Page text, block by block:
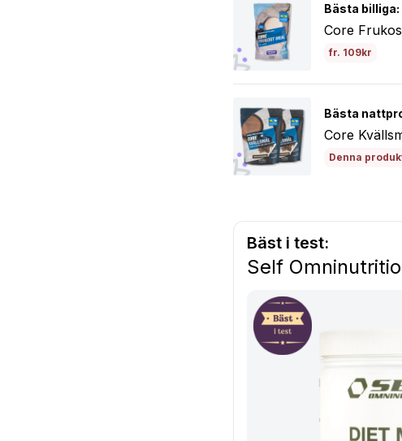
Bästa billiga:
Core
fr. 109kr
Bästa
Core
Denna
Bäst i test:
Self